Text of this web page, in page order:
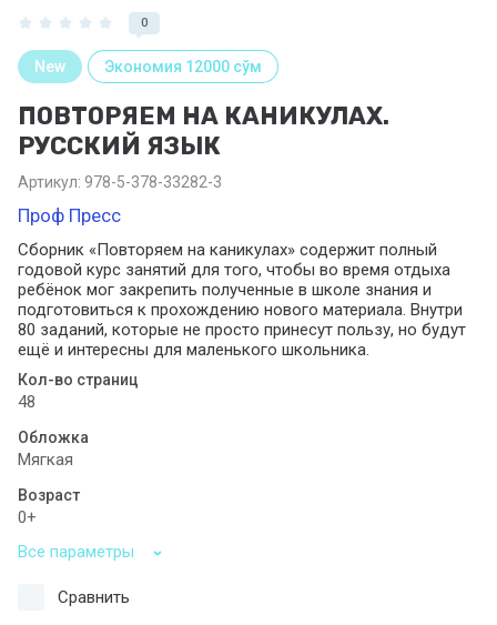
0
New Экономия 12000 сўм
ПОВТОРЯЕМ НА КАНИКУЛАХ.
РУССКИЙ ЯЗЫК
Артикул: 978-5-378-33282-3
Проф Пресс
Сборник «Повторяем на каникулах» содержит полный
годовой курс занятий для того, чтобы во время отдыха
ребёнок мог закрепить полученные в школе знания и
подготовиться к прохождению нового материала. Внутри
80 заданий, которые не просто принесут пользу, но будут
ещё и интересны для маленького школьника.
Кол-во страниц
48
Обложка
Мягкая
Возраст
0+
Все параметры
Сравнить